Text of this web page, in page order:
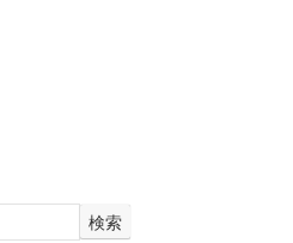
検索